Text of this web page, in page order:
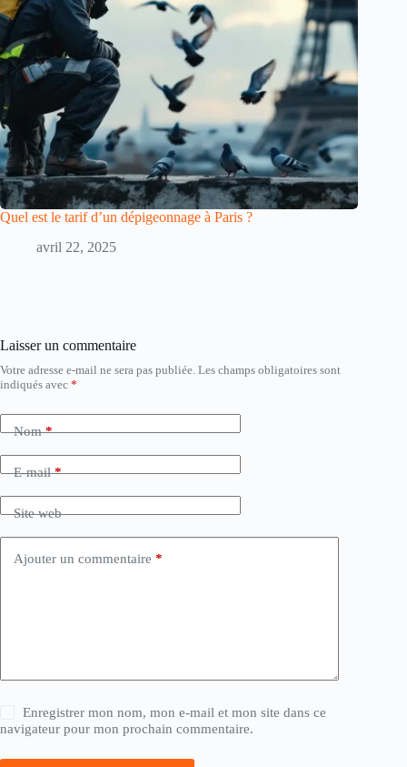
Quel est le tarif d’un dépigeonnage à Paris ?
avril 22, 2025
Laisser un commentaire
Votre adresse e-mail ne sera pas publiée. Les champs obligatoires sont
indiqués avec *
Nom*
E-mail*
Site web
Ajouter un commentaire *
Enregistrer mon nom, mon e-mail et mon site dans ce
navigateur pour mon prochain commentaire.